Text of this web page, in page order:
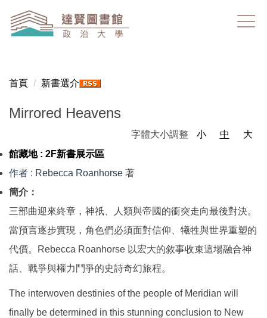
到
主
容
首頁 新書選介
Mirrored Heavens
字體大小調整 小 中
大
館藏地 : 2F新書展示區
作者 : Rebecca Roanhorse 著
簡介：
三部曲迎來終章，神祇、人類與帝國的衝突走向最後對決。
當預言逐步實現，角色們必須面對信仰、犧牲與世界重塑的
代價。Rebecca Roanhorse 以宏大的敘事收束這場融合神
話、戰爭與權力鬥爭的史詩奇幻旅程。
The interwoven destinies of the people of Meridian will
finally be determined in this stunning conclusion to New